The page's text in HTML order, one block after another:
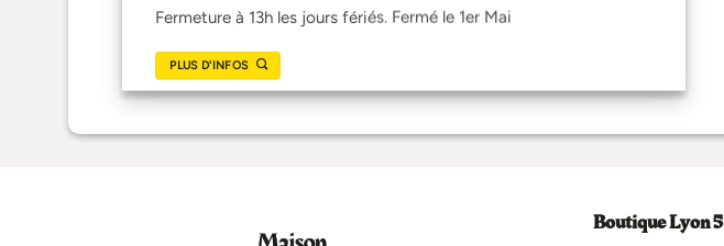
Fermeture à 13h les jours fériés. Fermé le 1er Mai
PLUS D'INFOS
Boutique Lyon 5